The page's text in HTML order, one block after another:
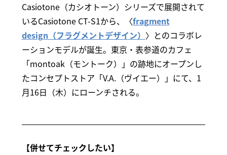
Casiotone（カシオトーン）シリーズで展開されて
いるCasiotone CT-S1から、〈fragment
design（フラグメントデザイン） 〉とのコラボレ
ーションモデルが誕生。東京・表参道のカフェ
「montoak（モントーク）」の跡地にオープンし
たコンセプトストア「V.A.（ヴイエー）」にて、1
月16日（木）にローンチされる。
【併せてチェックしたい】